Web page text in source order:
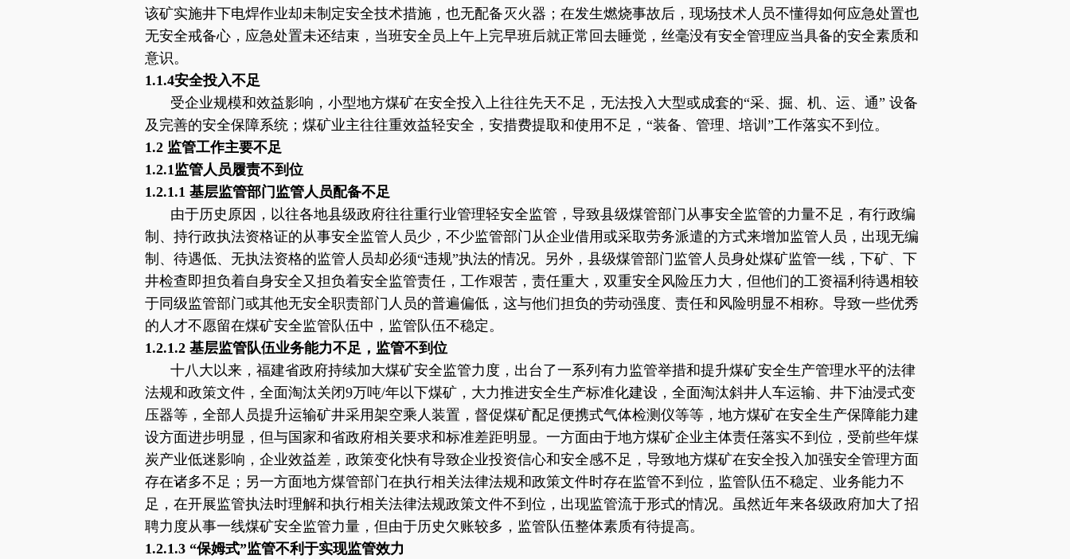
该矿实施井下电焊作业却未制定安全技术措施，也无配备灭火器；在发生燃烧事故后，现场技术人员不懂得如何应急处置也
无安全戒备心，应急处置未还结束，当班安全员上午上完早班后就正常回去睡觉，丝毫没有安全管理应当具备的安全素质和
意识。
1.1.4安全投入不足
受企业规模和效益影响，小型地方煤矿在安全投入上往往先天不足，无法投入大型或成套的“采、掘、机、运、通” 设备
及完善的安全保障系统；煤矿业主往往重效益轻安全，安措费提取和使用不足，“装备、管理、培训”工作落实不到位。
1.2 监管工作主要不足
1.2.1监管人员履责不到位
1.2.1.1 基层监管部门监管人员配备不足
由于历史原因，以往各地县级政府往往重行业管理轻安全监管，导致县级煤管部门从事安全监管的力量不足，有行政编
制、持行政执法资格证的从事安全监管人员少，不少监管部门从企业借用或采取劳务派遣的方式来增加监管人员，出现无编
制、待遇低、无执法资格的监管人员却必须“违规”执法的情况。另外，县级煤管部门监管人员身处煤矿监管一线，下矿、下
井检查即担负着自身安全又担负着安全监管责任，工作艰苦，责任重大，双重安全风险压力大，但他们的工资福利待遇相较
于同级监管部门或其他无安全职责部门人员的普遍偏低，这与他们担负的劳动强度、责任和风险明显不相称。导致一些优秀
的人才不愿留在煤矿安全监管队伍中，监管队伍不稳定。
1.2.1.2 基层监管队伍业务能力不足，监管不到位
十八大以来，福建省政府持续加大煤矿安全监管力度，出台了一系列有力监管举措和提升煤矿安全生产管理水平的法律
法规和政策文件，全面淘汰关闭9万吨/年以下煤矿，大力推进安全生产标准化建设，全面淘汰斜井人车运输、井下油浸式变
压器等，全部人员提升运输矿井采用架空乘人装置，督促煤矿配足便携式气体检测仪等等，地方煤矿在安全生产保障能力建
设方面进步明显，但与国家和省政府相关要求和标准差距明显。一方面由于地方煤矿企业主体责任落实不到位，受前些年煤
炭产业低迷影响，企业效益差，政策变化快有导致企业投资信心和安全感不足，导致地方煤矿在安全投入加强安全管理方面
存在诸多不足；另一方面地方煤管部门在执行相关法律法规和政策文件时存在监管不到位，监管队伍不稳定、业务能力不
足，在开展监管执法时理解和执行相关法律法规政策文件不到位，出现监管流于形式的情况。虽然近年来各级政府加大了招
聘力度从事一线煤矿安全监管力量，但由于历史欠账较多，监管队伍整体素质有待提高。
1.2.1.3 “保姆式”监管不利于实现监管效力